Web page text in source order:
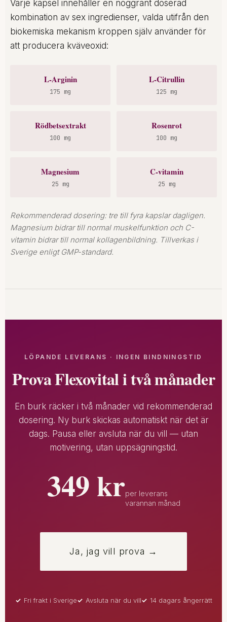
Varje kapsel innehåller en noggrant doserad
kombination av sex ingredienser, valda utifrån den
biokemiska mekanism kroppen själv använder för
att producera kväveoxid:
L-Arginin
175 mg
L-Citrullin
125 mg
Rödbetsextrakt
100 mg
Rosenrot
100 mg
Magnesium
25 mg
C-vitamin
25 mg
Rekommenderad dosering: tre till fyra kapslar dagligen.
Magnesium bidrar till normal muskelfunktion och C-
vitamin bidrar till normal kollagenbildning. Tillverkas i
Sverige enligt GMP-standard.
LÖPANDE LEVERANS · INGEN BINDNINGSTID
Prova Flexovital i två månader
En burk räcker i två månader vid rekommenderad
dosering. Ny burk skickas automatiskt när det är
dags. Pausa eller avsluta när du vill — utan
motivering, utan uppsägningstid.
349 krper leverans
varannan månad
Ja, jag vill prova →
Fri frakt i Sverige Avsluta när du vill 14 dagars ångerrätt